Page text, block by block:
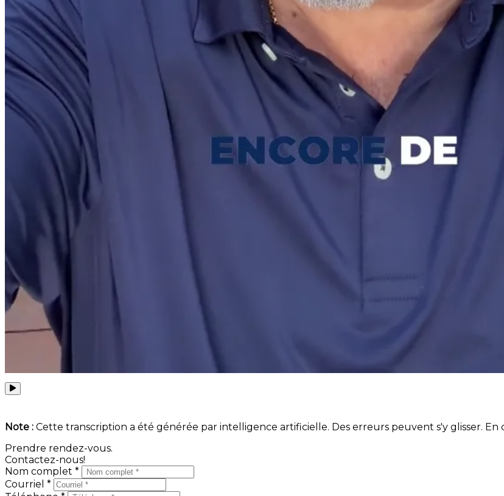
Note : Cette transcription a été générée par intelligence artificielle. Des erreurs peuvent s'y glisser. En
Prendre rendez-vous.
Contactez-nous!
Nom complet *
Courriel *